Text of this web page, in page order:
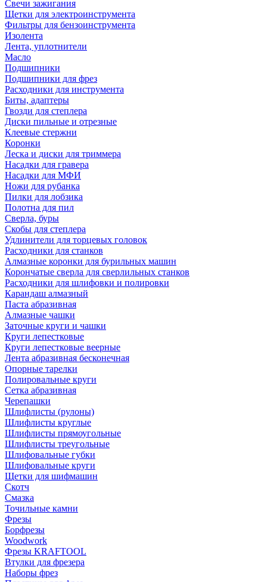
Свечи зажигания
Щетки для электроинструмента
Фильтры для бензоинструмента
Изолента
Лента, уплотнители
Масло
Подшипники
Подшипники для фрез
Расходники для инструмента
Биты, адаптеры
Гвозди для степлера
Диски пильные и отрезные
Клеевые стержни
Коронки
Леска и диски для триммера
Насадки для гравера
Насадки для МФИ
Ножи для рубанка
Пилки для лобзика
Полотна для пил
Сверла, буры
Скобы для степлера
Удлинители для торцевых головок
Расходники для станков
Алмазные коронки для бурильных машин
Корончатые сверла для сверлильных станков
Расходники для шлифовки и полировки
Карандаш алмазный
Паста абразивная
Алмазные чашки
Заточные круги и чашки
Круги лепестковые
Круги лепестковые веерные
Лента абразивная бесконечная
Опорные тарелки
Полировальные круги
Сетка абразивная
Черепашки
Шлифлисты (рулоны)
Шлифлисты круглые
Шлифлисты прямоугольные
Шлифлисты треугольные
Шлифовальные губки
Шлифовальные круги
Щетки для шифмашин
Скотч
Смазка
Точильные камни
Фрезы
Борфрезы
Woodwork
Фрезы KRAFTOOL
Втулки для фрезера
Наборы фрез